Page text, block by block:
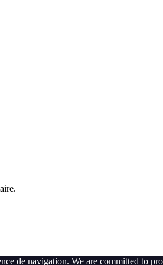
de navigation. We are committed to